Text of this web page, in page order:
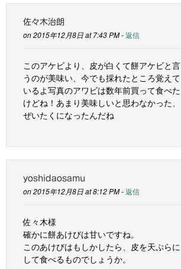
佐々木治朗
on 2015年12月8日 at 7:43 PM -返信
このアケビより、皮が白くて餅アケビと言
うのが美味い、今でも採れたところ覚えて
いるよ写真のアワビは数年前買って食べた
けどね！あまり美味しいと思わなかった、
ぜいたくになったんだね
yoshidaosamu
on 2015年12月8日 at 8:12 PM -返信
佐々木様
確かに餅あけびは甘いですね。
このあけびはもしかしたら、皮を天ぷらに
して食べるものでしょうか。